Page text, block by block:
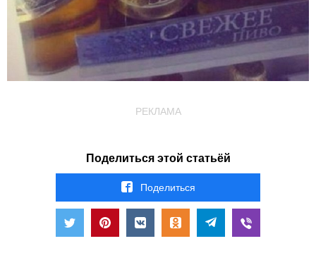
РЕКЛАМА
Поделиться этой статьёй
Поделиться